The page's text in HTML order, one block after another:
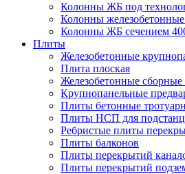
Колонны ЖБ под
Колонны
Колонны ЖБ сечением
Плиты
Железобетонные
Плита плоская
Железобетонные
Крупнопанельные
Плиты бетонные
Плиты НСП для
Ребристые плиты
Плиты балконов
Плиты перекрытий
Плиты перекрытий